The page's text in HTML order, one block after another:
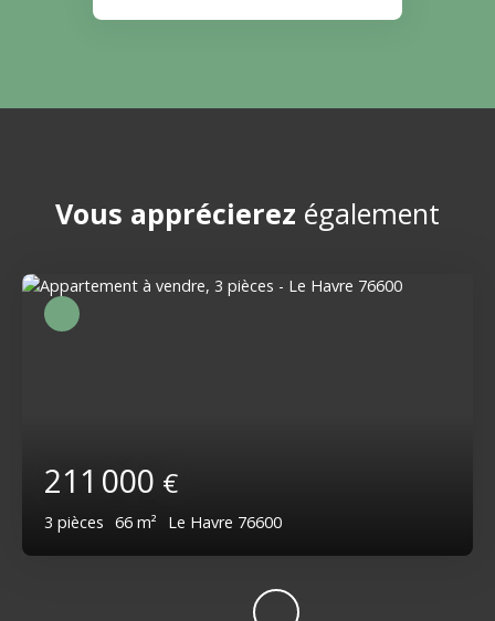
Vous apprécierez également
211 000 €
3 pièces 66 m² Le Havre 76600